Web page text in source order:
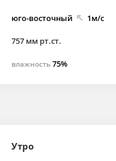
юго-восточный 1м/с
757 мм рт.ст.
влажность75%
Утро